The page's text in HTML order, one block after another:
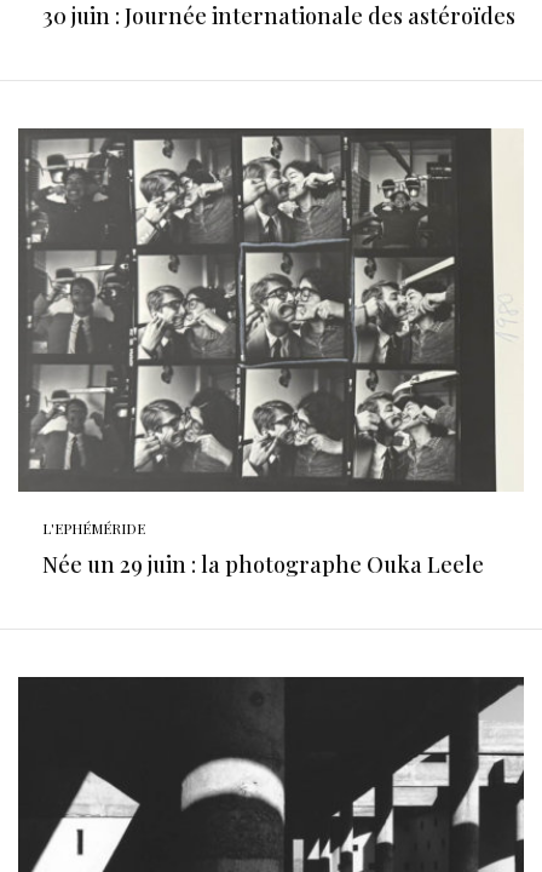
30 juin : Journée internationale des astéroïdes
L'EPHÉMÉRIDE
Née un 29 juin : la photographe Ouka Leele